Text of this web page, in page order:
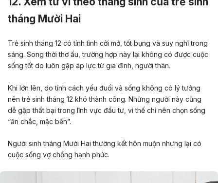
tháng Mười Hai
Trẻ sinh tháng 12 có tính tình cởi mở, tốt bụng và suy nghĩ trong
sáng. Song thời thơ ấu,trường hợp này lại không có được cuộc
sống tốt do luôn gặp áp lực từ gia đình, người thân.
Khi lớn lên, do tính cách yếu đuối và sống không có lý tưởng
nên trẻ sinh tháng 12 khó thành công. Những người này cũng
dễ gặp thất bại trong lĩnh vực đầu tư vì thế chỉ nên chọn sống
“ăn chắc, mặc bền”.
Người sinh tháng Mười Hai thường kết hôn muộn nhưng lại có
cuộc sống vợ chồng hạnh phúc.